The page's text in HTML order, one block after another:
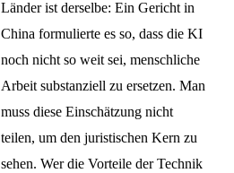
Länder ist derselbe: Ein Gericht in
China formulierte es so, dass die KI
noch nicht so weit sei, menschliche
Arbeit substanziell zu ersetzen. Man
muss diese Einschätzung nicht
teilen, um den juristischen Kern zu
sehen. Wer die Vorteile der Technik